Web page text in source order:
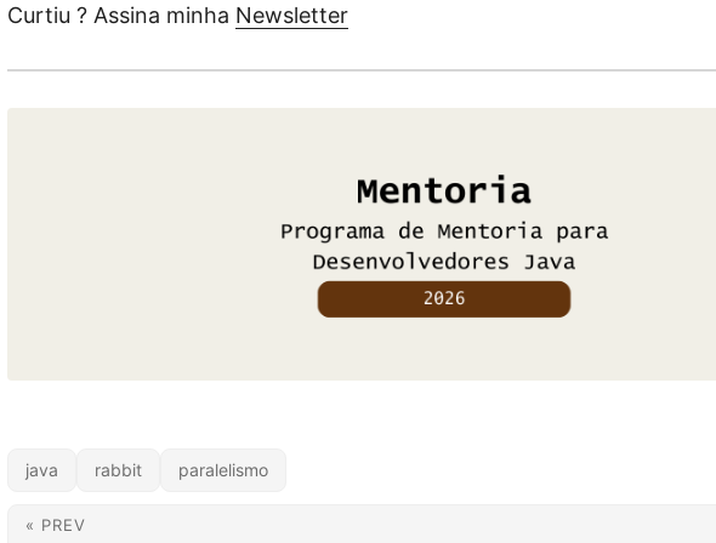
Curtiu ? Assina minha Newsletter
java rabbit paralelismo
« PREV